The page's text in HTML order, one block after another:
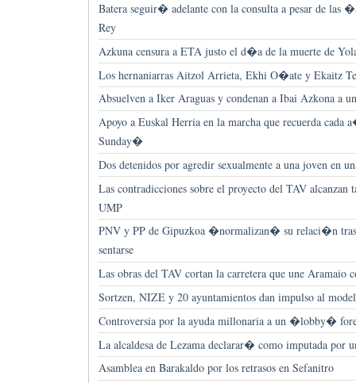
Batera seguir� adelante con la consulta a pesar de las
Rey
Azkuna censura a ETA justo el d�a de la muerte de
Los hernaniarras Aitzol Arrieta, Ekhi O�ate y Ekaitz
Absuelven a Iker Araguas y condenan a Ibai Azkona a
Apoyo a Euskal Herria en la marcha que recuerda
Sunday�
Dos detenidos por agredir sexualmente a una joven en
Las contradicciones sobre el proyecto del TAV
UMP
PNV y PP de Gipuzkoa �normalizan� su relaci�n
sentarse
Las obras del TAV cortan la carretera que une Aramaio
Sortzen, NIZE y 20 ayuntamientos dan impulso al
Controversia por la ayuda millonaria a un �lobby�
La alcaldesa de Lezama declarar� como imputada por
Asamblea en Barakaldo por los retrasos en Sefanitro